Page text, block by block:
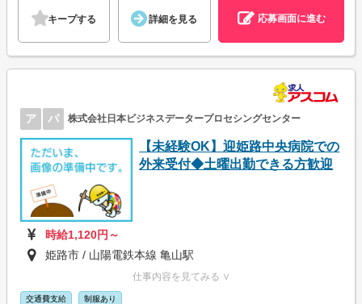
キープする 詳細を見る 応募画面に進む
ア パ 株式会社日本ビジネスデータープロセシングセンター
【未経験OK】迎姫路中央病院での
外来受付◆土曜出勤できる方歓迎
時給1,120円～
姫路市 / 山陽電鉄本線 亀山駅
仕事内容を見てみる ∨
交通費支給 制服あり